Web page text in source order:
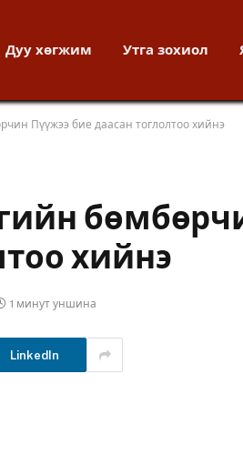
Дуу хөгжим Утга зохиол
Пүүжээ бие даасан тоглолтоо хийнэ
хийнэ
1 минут уншина
LinkedIn